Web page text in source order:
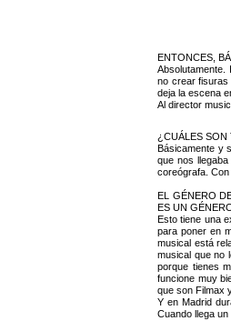
ENTONCES,
Absolutamente.
no crear fisuras
deja la escena
Al director
¿CUÁLES SON
Básicamente y
que nos
coreógrafa.
EL GÉNERO
ES UN
Esto tiene una
para poner en
musical está
musical que no
porque tienes
funcione muy
que son Filmax
Y en Madrid
Cuando llega